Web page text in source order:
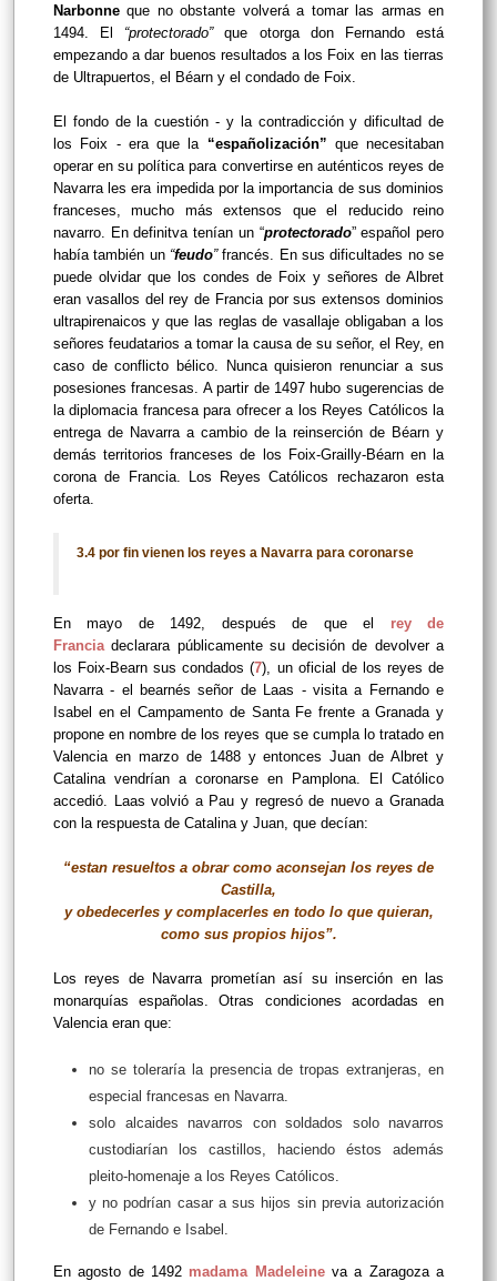
Narbonneque no obstante volverá a tomar las armas en
1494. El “protectorado”que otorga don Fernando está
empezando a dar buenos resultados a los Foix en las tierras
de Ultrapuertos, el Béarn y el condado de Foix.
El fondo de la cuestión - y la contradicción y dificultad de
los Foix - era que la “españolización” que necesitaban
operar en su política para convertirse en auténticos reyes de
Navarra les era impedida por la importancia de sus dominios
franceses, mucho más extensos que el reducido reino
navarro. En definitva tenían un “protectorado” español pero
había también un “feudo”francés. En sus dificultades no se
puede olvidar que los condes de Foix y señores de Albret
eran vasallos del rey de Francia por sus extensos dominios
ultrapirenaicos y que las reglas de vasallaje obligaban a los
señores feudatarios a tomar la causa de su señor, el Rey, en
caso de conflicto bélico. Nunca quisieron renunciar a sus
posesiones francesas. A partir de 1497 hubo sugerencias de
la diplomacia francesa para ofrecer a los Reyes Católicos la
entrega de Navarra a cambio de la reinserción de Béarn y
demás territorios franceses de los Foix-Grailly-Béarn en la
corona de Francia. Los Reyes Católicos rechazaron esta
oferta.
3.4 por fin vienen los reyes a Navarra para coronarse
En mayo de 1492, después de que el rey de
Francia declarara públicamente su decisión de devolver a
los Foix-Bearn sus condados (7), un oficial de los reyes de
Navarra - el bearnés señor de Laas - visita a Fernando e
Isabel en el Campamento de Santa Fe frente a Granada y
propone en nombre de los reyes que se cumpla lo tratado en
Valencia en marzo de 1488 y entonces Juan de Albret y
Catalina vendrían a coronarse en Pamplona. El Católico
accedió. Laas volvió a Pau y regresó de nuevo a Granada
con la respuesta de Catalina y Juan, que decían:
“estan resueltos a obrar como aconsejan los reyes de
Castilla,
y obedecerles y complacerles en todo lo que quieran,
como sus propios hijos”.
Los reyes de Navarra prometían así su inserción en las
monarquías españolas. Otras condiciones acordadas en
Valencia eran que:
no se toleraría la presencia de tropas extranjeras, en
especial francesas en Navarra.
solo alcaides navarros con soldados solo navarros
custodiarían los castillos, haciendo éstos además
pleito-homenaje a los Reyes Católicos.
y no podrían casar a sus hijos sin previa autorización
de Fernando e Isabel.
En agosto de 1492 madama Madeleine va a Zaragoza a